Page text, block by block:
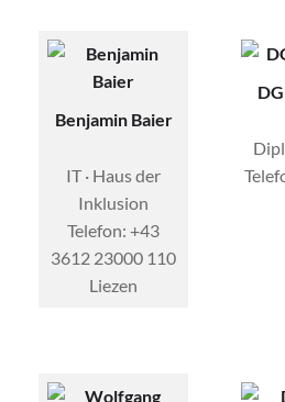
Benjamin Baier
IT · Haus der
Inklusion
Telefon: +43
3612 23000 110
Liezen